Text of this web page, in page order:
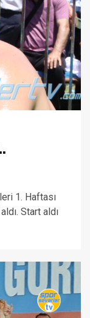
1. Haftası
Start aldı